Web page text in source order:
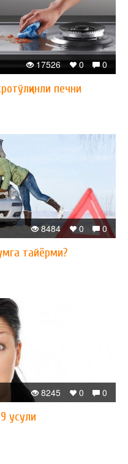
0
0
17526
печни
0
0
8484
тайёрми?
0
0
8245
усули